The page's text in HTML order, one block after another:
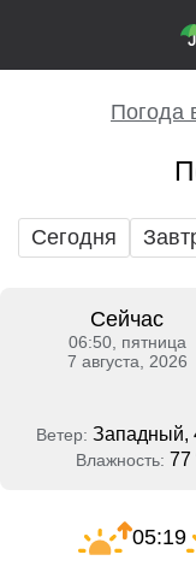
Погода
Сегодня
Сейчас
06:50, пятница
7 августа, 2026
Ветер: Западный,
Влажность: 77
05:19